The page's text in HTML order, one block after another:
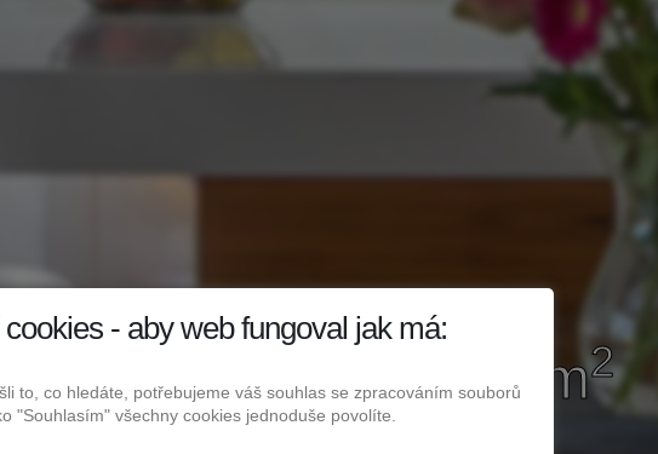
- aby web fungoval jak má:
to, co hledáte, potřebujeme váš souhlas se zpracováním souborů
"Souhlasím" všechny cookies jednoduše povolíte.
bytu 1kk, 42 m2
a garážovým stáním